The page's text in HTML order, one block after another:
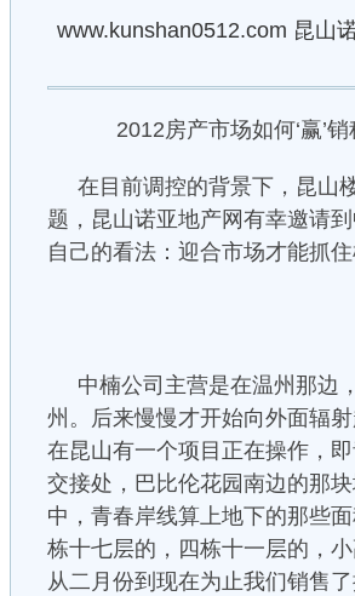
www.kunshan0512.com 昆山
2012房产市场如何‘赢’
在目前调控的背景下，昆山
题，昆山诺亚地产网有幸邀请
自己的看法：迎合市场才能抓
中楠公司主营是在温州那边
州。后来慢慢才开始向外面辐
在昆山有一个项目正在操作，
交接处，巴比伦花园南边的那
中，青春岸线算上地下的那些
栋十七层的，四栋十一层的，
从二月份到现在为止我们销售